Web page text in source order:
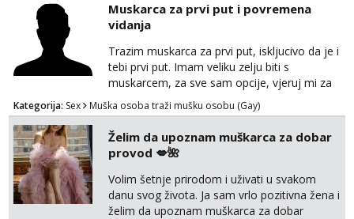
Idealno ne nešto jednokratno već
dogovoreno i na dulje vrijeme. Malo jesam
sramežljiva ali potrudit ću se da budeš
zadovoljan i da imaš nekog za svakodn...
Muskarca za prvi put i povremena
vidanja
Trazim muskarca za prvi put, iskljucivo da je i
tebi prvi put. Imam veliku zelju biti s
muskarcem, za sve sam opcije, vjeruj mi za
sve…pasiv/aktiv/pusenje/ najlonke…ako bude
dobro mozemo nastaviti povremena vidanja
uz maksimalnu diskreciju,sto bude u sobi
tamo i ostaje. Jace sam grade 180cm 110kg.
Ozenjen, uz dogovor o lokaciji i vremenu ja
rjesavam apartman/hotel. Odgovara mi cijela
kontinentalna...
Kategorija: Sex Muška osoba traži mušku osobu (Gay)
Želim da upoznam muškarca za dobar
provod 💋🌺
Volim šetnje prirodom i uživati u svakom
danu svog života. Ja sam vrlo pozitivna žena i
želim da upoznam muškarca za dobar